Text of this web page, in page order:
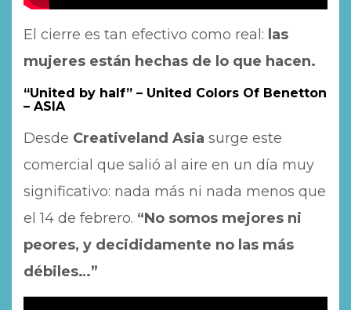
El cierre es tan efectivo como real: las
mujeres están hechas de lo que hacen.
“United by half” – United Colors Of Benetton
– ASIA
Desde Creativeland Asia surge este
comercial que salió al aire en un día muy
significativo: nada más ni nada menos que
el 14 de febrero. “No somos mejores ni
peores, y decididamente no las más
débiles…”